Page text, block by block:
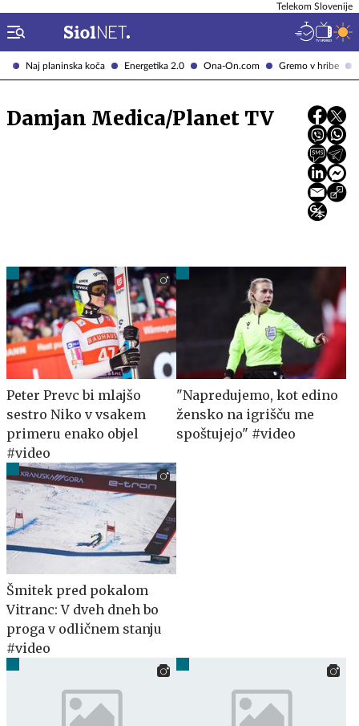
Naj planinska koča Energetika 2.0 Ona-On.com Gremo v hribe
Telekom Slovenije
Damjan Medica/Planet TV
Peter Prevc bi mlajšo
sestro Niko v vsakem
primeru enako objel
#video
"Napredujemo, kot edino
žensko na igrišču me
spoštujejo" #video
Šmitek pred pokalom
Vitranc: V dveh dneh bo
proga v odličnem stanju
#video